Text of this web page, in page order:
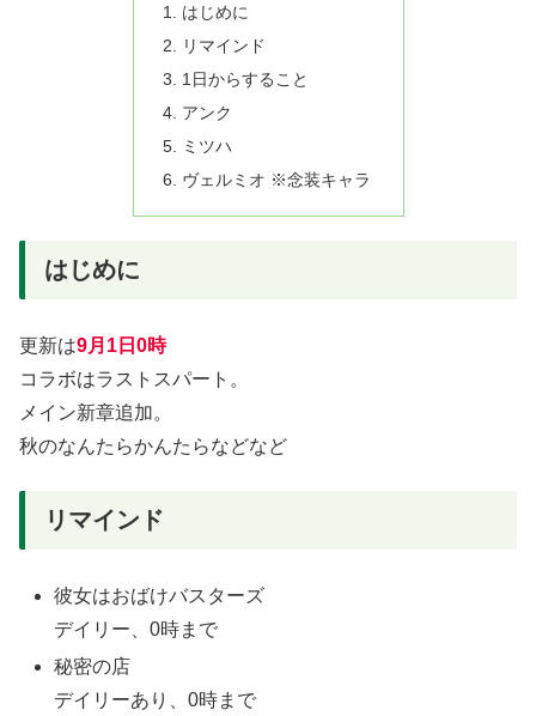
はじめに
リマインド
1日からすること
アンク
ミツハ
ヴェルミオ ※念装キャラ
はじめに
更新は9月1日0時
コラボはラストスパート。
メイン新章追加。
秋のなんたらかんたらなどなど
リマインド
彼女はおばけバスターズ
デイリー、0時まで
秘密の店
デイリーあり、0時まで